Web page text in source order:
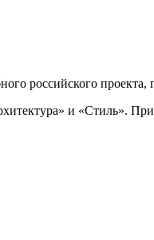
российского
и «Стиль».